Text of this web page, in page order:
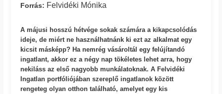
Forrás: Felvidéki Mónika
A májusi hosszú hétvége sokak számára a kikapcsolódás
ideje, de miért ne használhatnánk ki ezt az alkalmat egy
kicsit másképp? Ha nemrég vásároltál egy felújítandó
ingatlant, akkor ez a négy nap tökéletes lehet arra, hogy
nekiláss az első nagyobb munkálatoknak. A Felvidéki
Ingatlan portfóliójában szereplő ingatlanok között
rengeteg olyan otthon található, amelyet egy kis